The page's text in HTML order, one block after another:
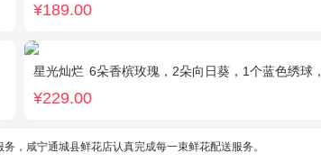
¥189.00
星光灿烂 6朵香槟玫瑰，2朵向日葵，1个蓝色绣球，桔梗、小花、绿叶搭配
¥229.00
，咸宁通城县鲜花店认真完成每一束鲜花配送服务。